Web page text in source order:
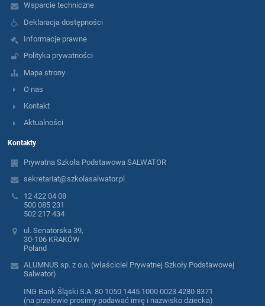
Wsparcie techniczne
Deklaracja dostępności
Informacje prawne
Polityka prywatności
Mapa strony
O nas
Kontakt
Aktualności
Kontakty
Prywatna Szkoła Podstawowa SALWATOR
sekretariat@szkolasalwator.pl
12 422 04 08
500 085 231
502 217 434
ul. Senatorska 39,
30-106 KRAKÓW
Poland
ALUMNUS sp. z o.o. (właściciel Prywatnej Szkoły Podstawowej
Salwator)
ING Bank Śląski S.A. 80 1050 1445 1000 0023 4280 8371
(na przelewie prosimy podawać imię i nazwisko dziecka)